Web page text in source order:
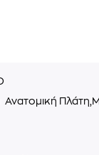
Ανατομική